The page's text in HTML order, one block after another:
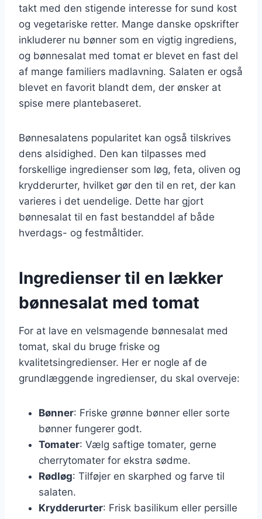
takt med den stigende interesse for sund kost
og vegetariske retter. Mange danske opskrifter
inkluderer nu bønner som en vigtig ingrediens,
og bønnesalat med tomat er blevet en fast del
af mange familiers madlavning. Salaten er også
blevet en favorit blandt dem, der ønsker at
spise mere plantebaseret.
Bønnesalatens popularitet kan også tilskrives
dens alsidighed. Den kan tilpasses med
forskellige ingredienser som løg, feta, oliven og
krydderurter, hvilket gør den til en ret, der kan
varieres i det uendelige. Dette har gjort
bønnesalat til en fast bestanddel af både
hverdags- og festmåltider.
Ingredienser til en lækker
bønnesalat med tomat
For at lave en velsmagende bønnesalat med
tomat, skal du bruge friske og
kvalitetsingredienser. Her er nogle af de
grundlæggende ingredienser, du skal overveje:
Bønner: Friske grønne bønner eller sorte
bønner fungerer godt.
Tomater: Vælg saftige tomater, gerne
cherrytomater for ekstra sødme.
Rødløg: Tilføjer en skarphed og farve til
salaten.
Krydderurter: Frisk basilikum eller persille